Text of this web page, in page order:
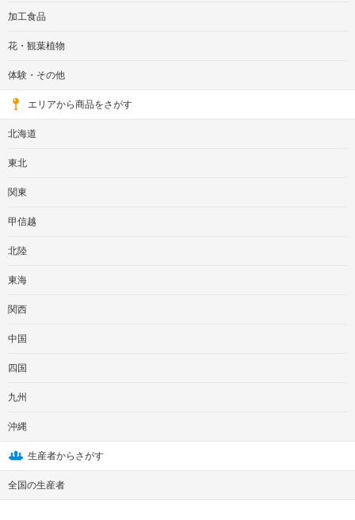
加工食品
花・観葉植物
体験・その他
エリアから商品をさがす
北海道
東北
関東
甲信越
北陸
東海
関西
中国
四国
九州
沖縄
生産者からさがす
全国の生産者